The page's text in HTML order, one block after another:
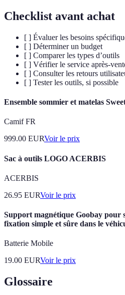
Checklist avant achat
[ ] Évaluer les besoins
[ ] Déterminer un budget
[ ] Comparer les types d’outils
[ ] Vérifier le service après-
[ ] Consulter les retours
[ ] Tester les outils, si possible
Ensemble sommier et matelas
Camif FR
999.00 EURVoir le prix
Sac à outils LOGO ACERBIS
ACERBIS
26.95 EURVoir le prix
Support magnétique Goobay pour
fixation simple et sûre dans le
Batterie Mobile
19.00 EURVoir le prix
Glossaire